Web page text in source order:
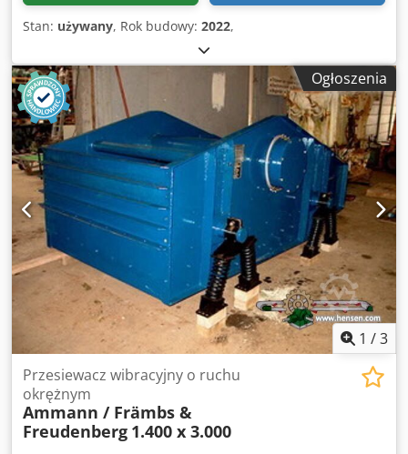
Stan: używany, Rok budowy: 2022,
Ogłoszenia
1 /3
Przesiewacz wibracyjny o ruchu
okrężnym
Ammann / Främbs &
Freudenberg 1.400 x 3.000